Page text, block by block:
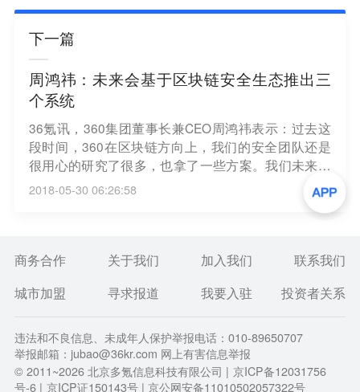
下一篇
周鸿祎：未来会基于区块链安全生态推出三
个系统
36氪讯，360集团董事长兼CEO周鸿祎表示：过去这
段时间，360在区块链方向上，我们的安全团队还是
很用心的研究了很多，也拿了一些方案。我们未来会
基于区块链安全生态推出三个系统，主要包括数字货
币钱包安全审计系统、区块链安全态势感知系统和区
2018-05-30 06:26:58
商务合作 关于我们 加入我们
联系我们
城市加盟
寻求报道 我要入驻 投资者关系
违法和不良信息、未成年人保护举报电话：010-89650707
举报邮箱：jubao@36kr.com 网上有害信息举报
© 2011~2026北京多氪信息科技有限公司 | 京ICP备12031756
号-6 | 京ICP证150143号 | 京公网安备11010502057322号